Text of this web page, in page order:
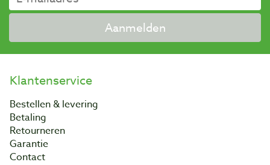
Aanmelden
Klantenservice
Bestellen & levering
Betaling
Retourneren
Garantie
Contact